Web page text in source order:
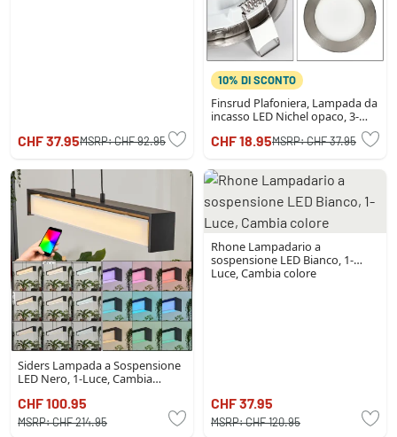
CHF 37.95MSRP:CHF 92.95
10% DI SCONTO
Finsrud Plafoniera, Lampada da
incasso LED Nichel opaco, 3-
CHF 18.95MSRP:CHF 37.95
Siders Lampada a Sospensione
LED Nero, 1-Luce, Cambia
CHF 100.95
MSRP:CHF 214.95
Rhone Lampadario a
sospensione LED Bianco, 1-
Luce, Cambia colore
CHF 37.95
MSRP:CHF 120.95